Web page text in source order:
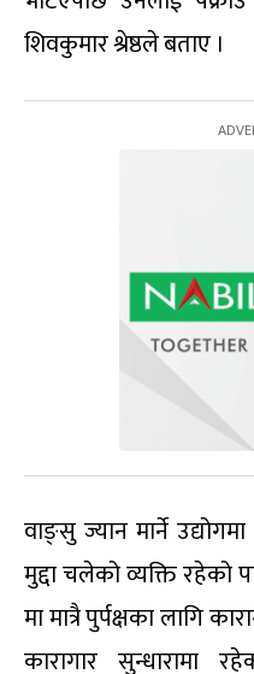
शिवकुमार श्रेष्ठले बताए ।
वाङ्सु ज्यान मार्ने
मुद्दा चलेको व्यक्ति रहेको
मा मात्रै पुर्पक्षका लागि
कारागार सुन्धारामा